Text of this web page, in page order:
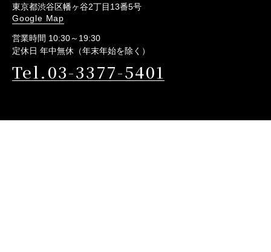
東京都渋谷区幡ヶ谷2丁目13番5号
Google Map
営業時間 10:30～19:30
定休日 年中無休（年末年始を除く）
Tel.03-3377-5401